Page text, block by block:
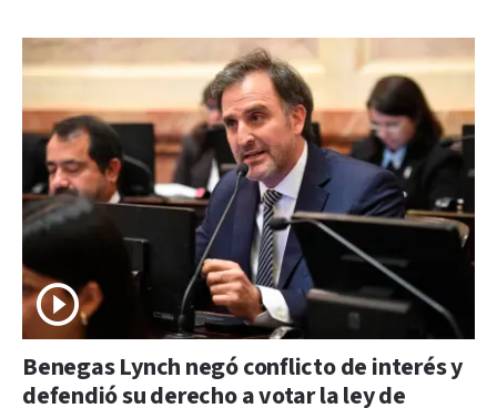
Benegas Lynch negó conflicto de interés y
defendió su derecho a votar la ley de